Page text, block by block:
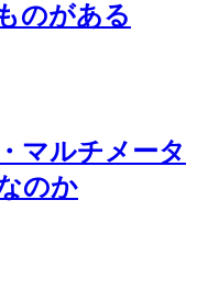
のがある
マルチメータ
のか